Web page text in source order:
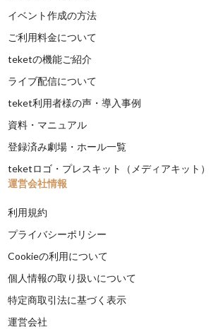
イベント作成の方法
ご利用料金について
teketの機能ご紹介
ライブ配信について
teket利用者様の声・導入事例
資料・マニュアル
登録済み劇場・ホール一覧
teketロゴ・プレスキット（メディアキット）
運営会社情報
利用規約
プライバシーポリシー
Cookieの利用について
個人情報の取り扱いについて
特定商取引法に基づく表示
運営会社